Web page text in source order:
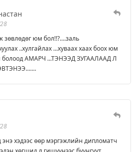
зөвлөдөг юм бол!!?....заль
..хулгайлах ...хуваах хаах боох юм
болоод АМАРЧ ...ТЭНЭЭД ЗУГААЛААД Л
хэдээс өөр мэргэжлийн дипломатч